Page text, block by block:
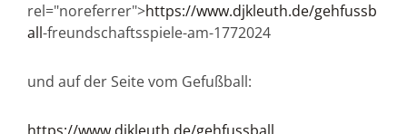
rel="noreferrer">https://www.djkleuth.de/gehfussb
all-freundschaftsspiele-am-1772024
und auf der Seite vom Gefußball: